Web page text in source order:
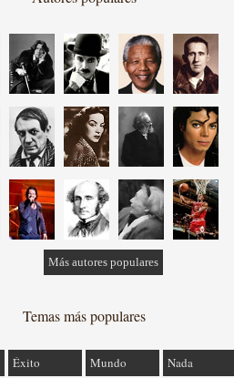
Más autores populares
Temas más populares
Éxito Mundo
Nada